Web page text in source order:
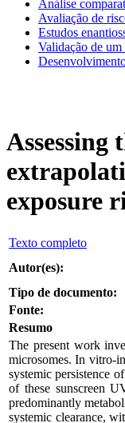
Análise
Avaliação de
Estudos
Validação de
exposure
Texto completo
Autor(es):
Tipo de documento:
Fonte:
Resumo
The present work
microsomes. In vitro-
systemic persistence
of these sunscreen
predominantly
systemic clearance,